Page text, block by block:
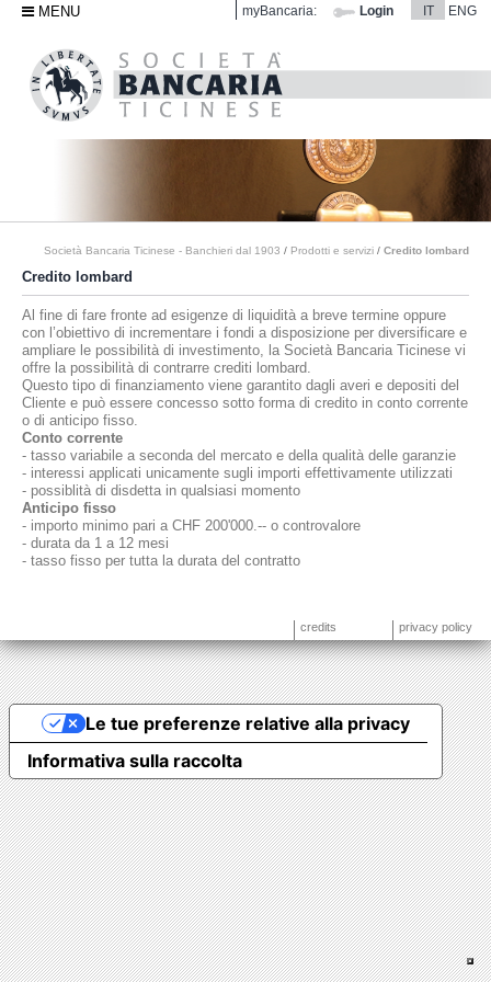
MENU IT ENG
myBancaria: Login
Società Bancaria Ticinese - Banchieri dal 1903 / Prodotti e servizi / Credito lombard
Credito lombard
Al fine di fare fronte ad esigenze di liquidità a breve termine oppure
con l’obiettivo di incrementare i fondi a disposizione per diversificare e
ampliare le possibilità di investimento, la Società Bancaria Ticinese vi
offre la possibilità di contrarre crediti lombard.
Questo tipo di finanziamento viene garantito dagli averi e depositi del
Cliente e può essere concesso sotto forma di credito in conto corrente
o di anticipo fisso.
Conto corrente
- tasso variabile a seconda del mercato e della qualità delle garanzie
- interessi applicati unicamente sugli importi effettivamente utilizzati
- possiblità di disdetta in qualsiasi momento
Anticipo fisso
- importo minimo pari a CHF 200'000.-- o controvalore
- durata da 1 a 12 mesi
- tasso fisso per tutta la durata del contratto
credits privacy policy
Informativa sulla raccolta
Le tue preferenze relative alla privacy